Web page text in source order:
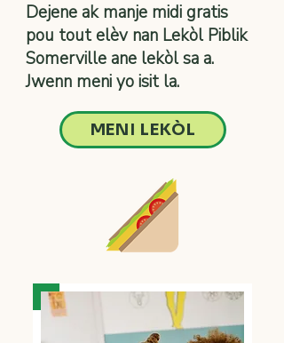
Dejene ak manje midi gratis
pou tout elèv nan Lekòl Piblik
Somerville ane lekòl sa a.
Jwenn meni yo isit la.
MENI LEKÒL